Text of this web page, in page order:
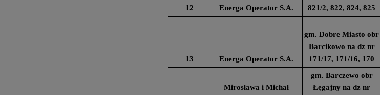
12 Energa Operator S.A.
821/2, 822, 824, 825
13 Energa Operator S.A.
gm. Dobre Miasto obr
Barcikowo na dz nr
171/17, 171/16, 170
Mirosława i Michał
gm. Barczewo obr
Łęgajny na dz nr